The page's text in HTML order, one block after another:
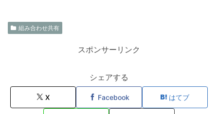
組み合わせ共有
スポンサーリンク
シェアする
X Facebook はてブ